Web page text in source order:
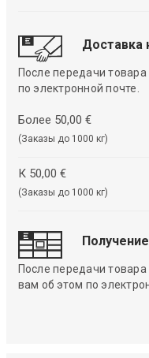
Доставка
После передачи
по электронной почте.
Более 50,00 €
(Заказы до 1000 кг)
К 50,00 €
(Заказы до 1000 кг)
После передачи
вам об этом по